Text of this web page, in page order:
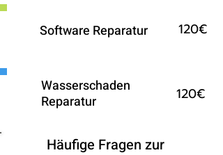
Software Reparatur 120€
Wasserschaden
Reparatur
120€
Häufige Fragen zur